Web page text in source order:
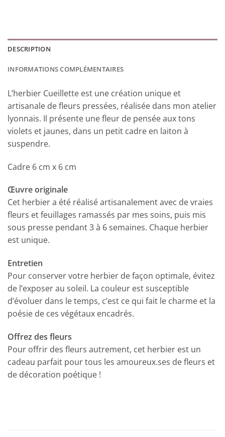
DESCRIPTION
INFORMATIONS COMPLÉMENTAIRES
L’herbier Cueillette est une création unique et
artisanale de fleurs pressées, réalisée dans mon atelier
lyonnais. Il présente une fleur de pensée aux tons
violets et jaunes, dans un petit cadre en laiton à
suspendre.
Cadre 6 cm x 6 cm
Œuvre originale
Cet herbier a été réalisé artisanalement avec de vraies
fleurs et feuillages ramassés par mes soins, puis mis
sous presse pendant 3 à 6 semaines. Chaque herbier
est unique.
Entretien
Pour conserver votre herbier de façon optimale, évitez
de l’exposer au soleil. La couleur est susceptible
d’évoluer dans le temps, c’est ce qui fait le charme et la
poésie de ces végétaux encadrés.
Offrez des fleurs
Pour offrir des fleurs autrement, cet herbier est un
cadeau parfait pour tous les amoureux.ses de fleurs et
de décoration poétique !